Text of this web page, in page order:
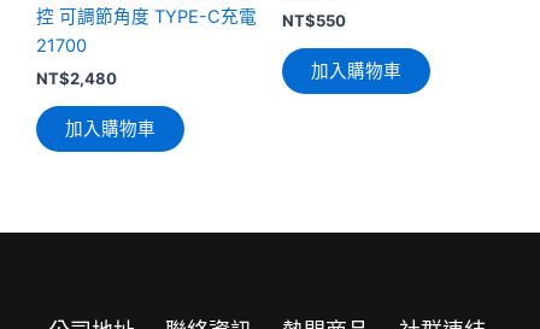
控 可調節角度 TYPE-C充電
21700
NT$2,480
加入購物車
NT$550
加入購物車